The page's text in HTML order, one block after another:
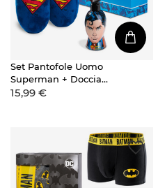
Set Pantofole Uomo
Superman + Doccia
Shampoo 2-in-1
15,99 €